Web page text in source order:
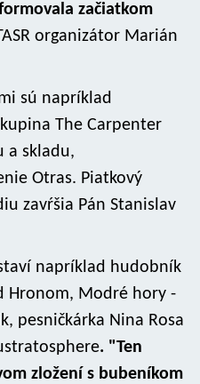
začiatkom
organizátor Marián
sú napríklad
The Carpenter
a skladu,
Otras. Piatkový
zavŕšia Pán Stanislav
napríklad hudobník
Hronom, Modré hory -
pesničkárka Nina Rosa
. "Ten
zložení s bubeníkom